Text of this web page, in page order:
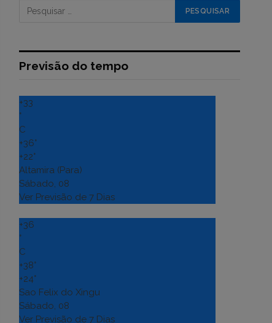
Previsão do tempo
+33
°
C
+36°
+22°
Altamira (Para)
Sábado, 08
Ver Previsão de 7 Dias
+36
°
C
+38°
+24°
Sao Felix do Xingu
Sábado, 08
Ver Previsão de 7 Dias